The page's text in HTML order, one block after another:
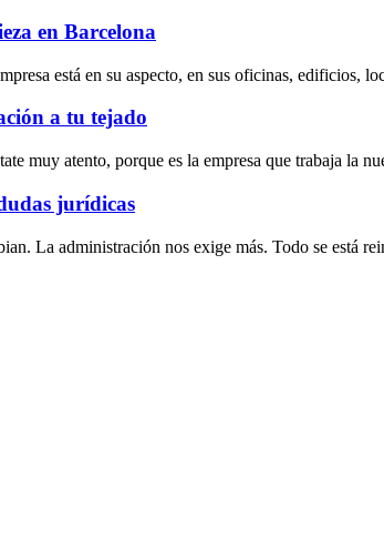
en Barcelona
está en su aspecto, en sus oficinas, edificios,
a tu tejado
muy atento, porque es la empresa que trabaja la
jurídicas
La administración nos exige más. Todo se está